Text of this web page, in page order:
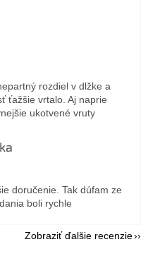
je 5 z 5 hviezdičiek.
rozdiel v dlžke a
ťažšie vrtalo. Aj naprie
ukotvené vruty
je 5 z 5 hviezdičiek.
doručenie. Tak dúfam ze
boli rychle
Zobraziť ďalšie recenzie